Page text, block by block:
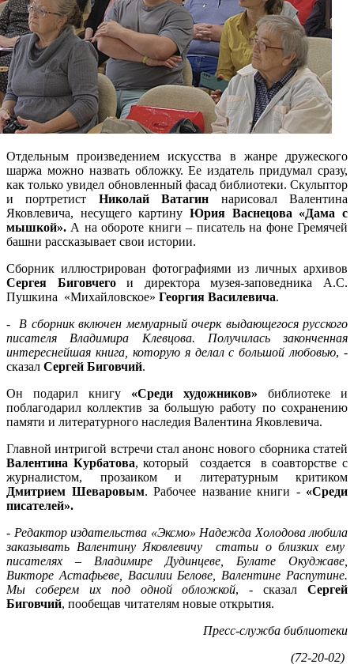
Отдельным произведением искусства в жанре дружеского
шаржа можно назвать обложку. Ее издатель придумал сразу,
как только увидел обновленный фасад библиотеки. Скульптор
и портретист Николай Ватагин нарисовал Валентина
Яковлевича, несущего картину Юрия Васнецова «Дама с
мышкой». А на обороте книги – писатель на фоне Гремячей
башни рассказывает свои истории.
Сборник иллюстрирован фотографиями из личных архивов
Сергея Биговчегои директора музея-заповедника А.С.
Пушкина «Михайловское» Георгия Василевича.
- В сборник включен мемуарный очерк выдающегося русского
писателя Владимира Клевцова. Получилась законченная
интереснейшая книга, которую я делал с большой любовью, -
сказал Сергей Биговчий.
Он подарил книгу «Среди художников» библиотеке и
поблагодарил коллектив за большую работу по сохранению
памяти и литературного наследия Валентина Яковлевича.
Главной интригой встречи стал анонс нового сборника статей
Валентина Курбатова, который создается в соавторстве с
журналистом, прозаиком и литературным критиком
Дмитрием Шеваровым. Рабочее название книги - «Среди
писателей».
- Редактор издательства «Эксмо» Надежда Холодова любила
заказывать Валентину Яковлевичу статьи о близких ему
писателях – Владимире Дудинцеве, Булате Окуджаве,
Викторе Астафьеве, Василии Белове, Валентине Распутине.
Мы соберем их под одной обложкой, - сказал Сергей
Биговчий, пообещав читателям новые открытия.
Пресс-служба библиотеки
(72-20-02)